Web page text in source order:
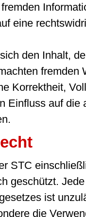
eine
den Inhalt,
fremden
Korrektheit,
Einfluss auf die
STC
geschützt.
ist
die